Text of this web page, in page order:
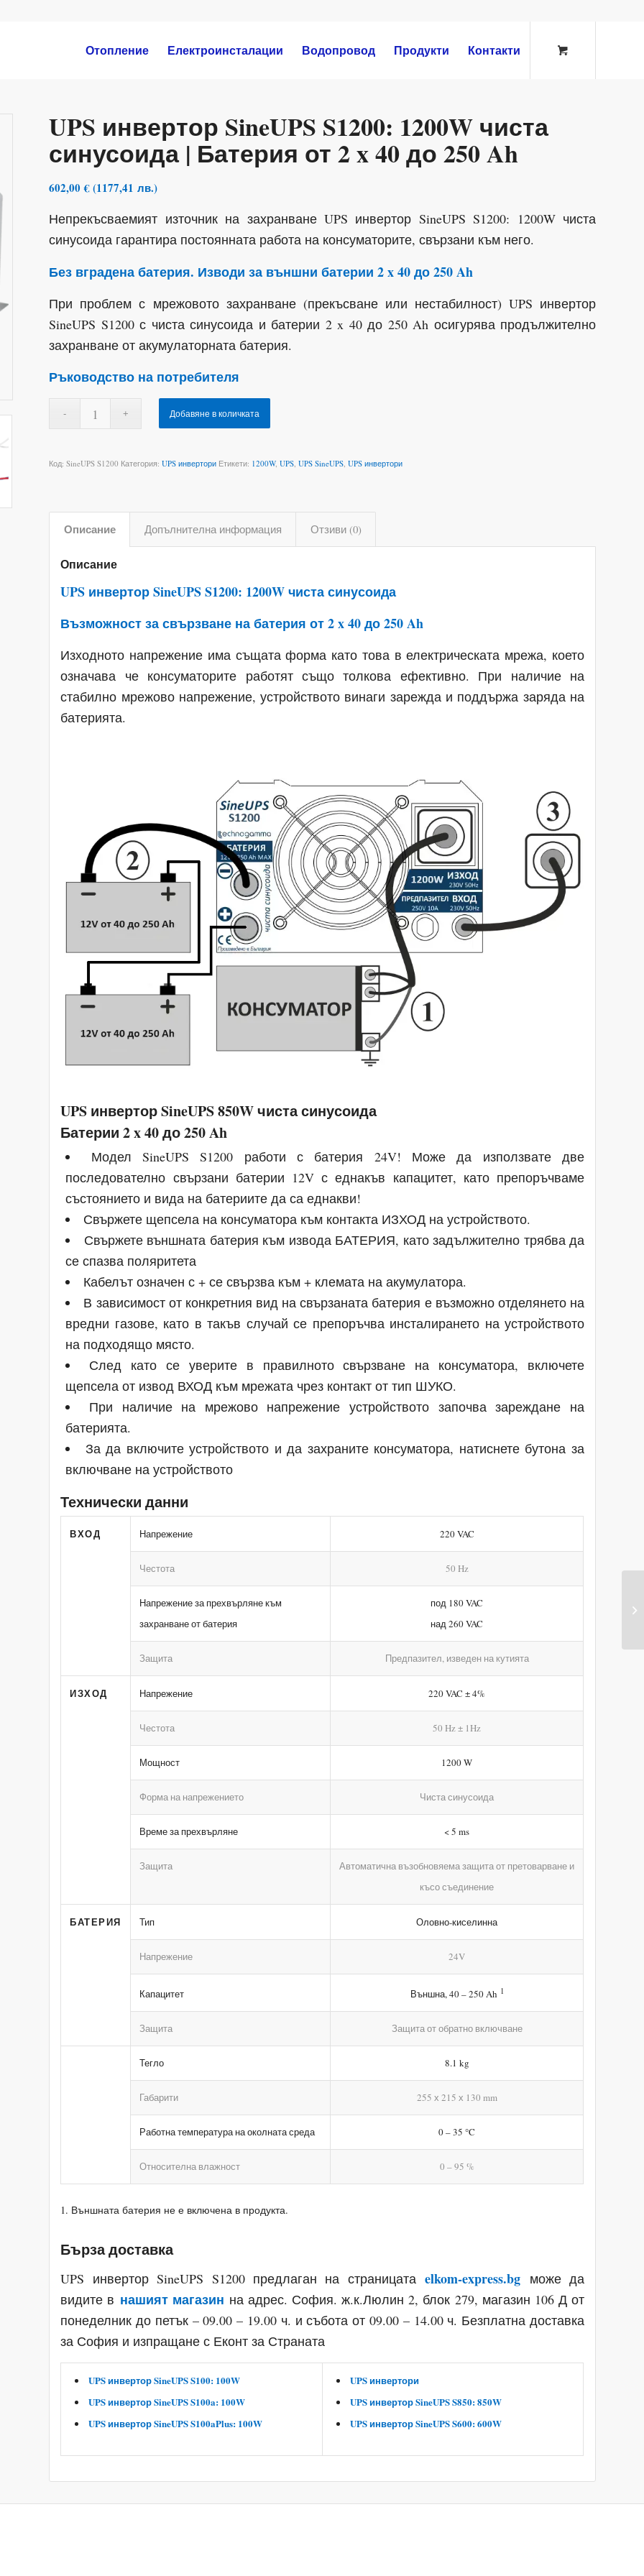
Отопление Електроинсталации Водопровод Продукти Контакти
UPS инвертор SineUPS S1200: 1200W чиста
синусоида | Батерия от 2 x 40 до 250 Ah
602,00€(1177,41лв.)
Непрекъсваемият източник на захранване UPS инвертор SineUPS S1200: 1200W чиста
синусоида гарантира постоянната работа на консуматорите, свързани към него.
Без вградена батерия. Изводи за външни батерии 2 x 40 до 250 Ah
При проблем с мрежовото захранване (прекъсване или нестабилност) UPS инвертор
SineUPS S1200 с чиста синусоида и батерии 2 x 40 до 250 Ah осигурява продължително
захранване от акумулаторната батерия.
Ръководство на потребителя
Добавяне в количката
Код:SineUPS S1200 Категория:UPS инвертори Етикети: 1200W,UPS,UPS SineUPS,UPS инвертори
Описание Допълнителна информация Отзиви (0)
Описание
UPS инвертор SineUPS S1200: 1200W чиста синусоида
Възможност за свързване на батерия от 2 x 40 до 250 Ah
Изходното напрежение има същата форма като това в електрическата мрежа, което
означава че консуматорите работят също толкова ефективно. При наличие на
стабилно мрежово напрежение, устройството винаги зарежда и поддържа заряда на
батерията.
UPS инвертор SineUPS 850W чиста синусоида
Батерии 2 x 40 до 250 Ah
Модел SineUPS S1200 работи с батерия 24V! Може да използвате две
последователно свързани батерии 12V с еднакъв капацитет, като препоръчваме
състоянието и вида на батериите да са еднакви!
Свържете щепсела на консуматора към контакта ИЗХОД на устройството.
Свържете външната батерия към извода БАТЕРИЯ, като задължително трябва да
се спазва поляритета
Кабелът означен с + се свързва към + клемата на акумулатора.
В зависимост от конкретния вид на свързаната батерия е възможно отделянето на
вредни газове, като в такъв случай се препоръчва инсталирането на устройството
на подходящо място.
След като се уверите в правилното свързване на консуматора, включете
щепсела от извод ВХОД към мрежата чрез контакт от тип ШУКО.
При наличие на мрежово напрежение устройството започва зареждане на
батерията.
За да включите устройството и да захраните консуматора, натиснете бутона за
включване на устройството
Технически данни
ВХОД Напрежение 220 VAC
Честота 50 Hz
Напрежение за прехвърляне към
захранване от батерия
под 180 VAC
над 260 VAC
Защита Предпазител, изведен на кутията
ИЗХОД Напрежение 220 VAC ± 4%
Честота 50 Hz ± 1Hz
Мощност 1200 W
Форма на напрежението Чиста синусоида
Време за прехвърляне < 5 ms
Защита
Автоматична възобновяема защита от претоварване и
късо съединение
БАТЕРИЯ Тип Оловно-киселинна
Напрежение 24V
Капацитет Външна, 40 – 250 Ah 1
Защита Защита от обратно включване
Тегло 8.1 kg
Габарити 255 х 215 х 130 mm
Работна температура на околната среда 0 – 35 °C
Относителна влажност 0 – 95 %
1. Външната батерия не е включена в продукта.
Бърза доставка
UPS инвертор SineUPS S1200 предлаган на страницата elkom-express.bg може да
видите в нашият магазин на адрес. София. ж.к.Люлин 2, блок 279, магазин 106 Д от
понеделник до петък – 09.00 – 19.00 ч. и събота от 09.00 – 14.00 ч. Безплатна доставка
за София и изпращане с Еконт за Страната
UPS инвертор SineUPS S100: 100W
UPS инвертор SineUPS S100a: 100W
UPS инвертор SineUPS S100aPlus: 100W
UPS инвертори
UPS инвертор SineUPS S850: 850W
UPS инвертор SineUPS S600: 600W